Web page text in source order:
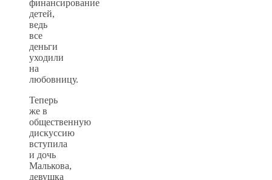
финансирование
детей,
ведь
все
деньги
уходили
на
любовницу.
Теперь
же в
общественную
дискуссию
вступила
и дочь
Малькова,
девушка